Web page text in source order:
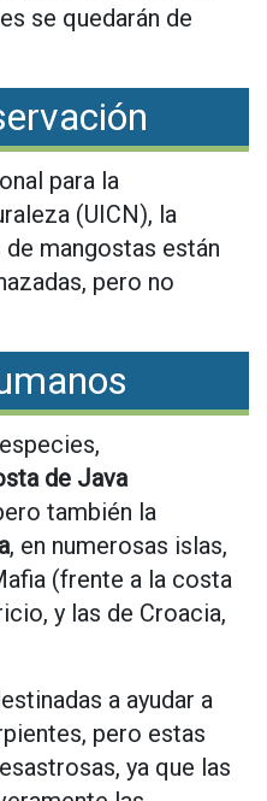
se quedarán de
para la
(UICN), la
mangostas están
pero no
de Java
también la
, en numerosas islas,
(frente a la costa
y las de Croacia,
a ayudar a
pero estas
ya que las